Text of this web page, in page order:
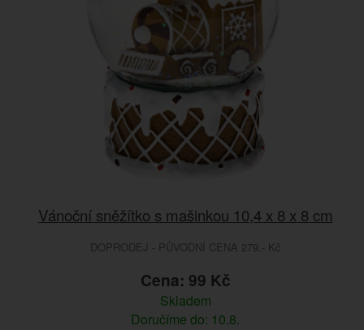
Vánoční sněžítko s mašinkou 10,4 x 8 x 8 cm
DOPRODEJ - PŮVODNÍ CENA 279.- Kč
Cena: 99 Kč
Skladem
Doručíme do: 10.8.